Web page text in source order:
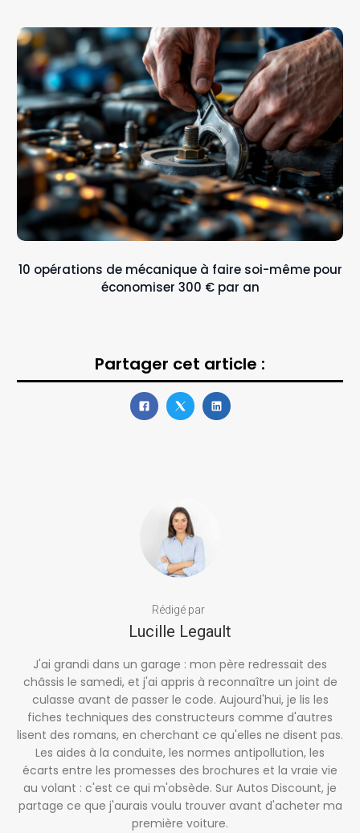
10 opérations de mécanique à faire soi-même pour
économiser 300 € par an
Partager cet article :
Rédigé par
Lucille Legault
J'ai grandi dans un garage : mon père redressait des
châssis le samedi, et j'ai appris à reconnaître un joint de
culasse avant de passer le code. Aujourd'hui, je lis les
fiches techniques des constructeurs comme d'autres
lisent des romans, en cherchant ce qu'elles ne disent pas.
Les aides à la conduite, les normes antipollution, les
écarts entre les promesses des brochures et la vraie vie
au volant : c'est ce qui m'obsède. Sur Autos Discount, je
partage ce que j'aurais voulu trouver avant d'acheter ma
première voiture.